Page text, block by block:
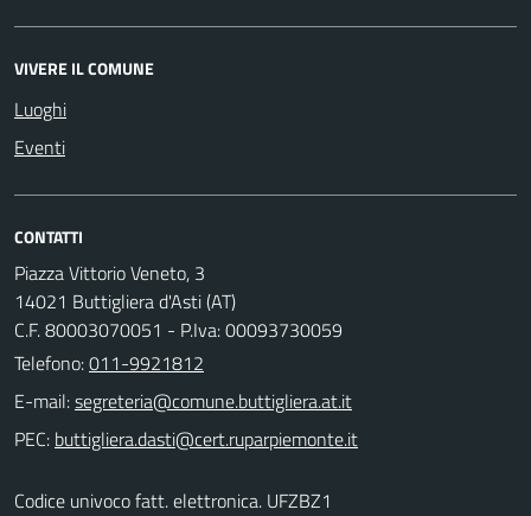
VIVERE IL COMUNE
Luoghi
Eventi
CONTATTI
Piazza Vittorio Veneto, 3
14021 Buttigliera d'Asti (AT)
C.F. 80003070051 - P.Iva: 00093730059
Telefono:011-9921812
E-mail:
PEC:
Codice univoco fatt. elettronica. UFZBZ1